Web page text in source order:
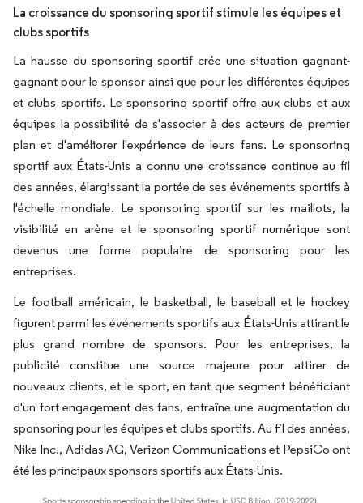
La croissance du sponsoring sportif stimule les équipes et
clubs sportifs
La hausse du sponsoring sportif crée une situation gagnant-
gagnant pour le sponsor ainsi que pour les différentes équipes
et clubs sportifs. Le sponsoring sportif offre aux clubs et aux
équipes la possibilité de s'associer à des acteurs de premier
plan et d'améliorer l'expérience de leurs fans. Le sponsoring
sportif aux États-Unis a connu une croissance continue au fil
des années, élargissant la portée de ses événements sportifs à
l'échelle mondiale. Le sponsoring sportif sur les maillots, la
visibilité en arène et le sponsoring sportif numérique sont
devenus une forme populaire de sponsoring pour les
entreprises.
Le football américain, le basketball, le baseball et le hockey
figurent parmi les événements sportifs aux États-Unis attirant le
plus grand nombre de sponsors. Pour les entreprises, la
publicité constitue une source majeure pour attirer de
nouveaux clients, et le sport, en tant que segment bénéficiant
d'un fort engagement des fans, entraîne une augmentation du
sponsoring pour les équipes et clubs sportifs. Au fil des années,
Nike Inc., Adidas AG, Verizon Communications et PepsiCo ont
été les principaux sponsors sportifs aux États-Unis.